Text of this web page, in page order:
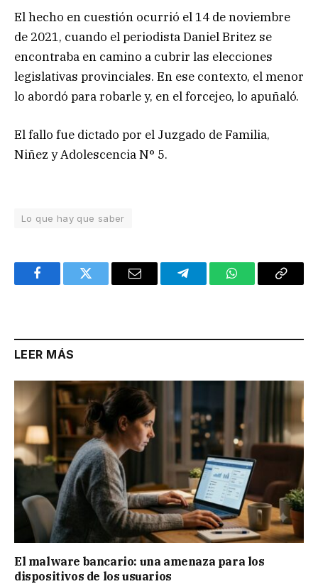
El hecho en cuestión ocurrió el 14 de noviembre
de 2021, cuando el periodista Daniel Britez se
encontraba en camino a cubrir las elecciones
legislativas provinciales. En ese contexto, el menor
lo abordó para robarle y, en el forcejeo, lo apuñaló.
El fallo fue dictado por el Juzgado de Familia,
Niñez y Adolescencia N° 5.
Lo que hay que saber
FacebookTwitter Email TelegramWhatsAppCopy
LEER MÁS
El malware bancario: una amenaza para los
dispositivos de los usuarios